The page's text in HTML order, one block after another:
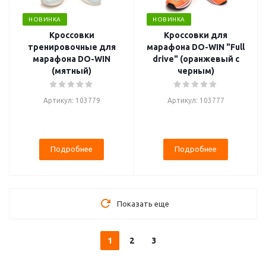
НОВИНКА
Кроссовки
тренировочные для
марафона DO-WIN
(мятный)
Артикул: 103779
Подробнее
НОВИНКА
Кроссовки для
марафона DO-WIN "Full
drive" (оранжевый с
черным)
Артикул: 103777
Подробнее
Показать еще
1 2 3